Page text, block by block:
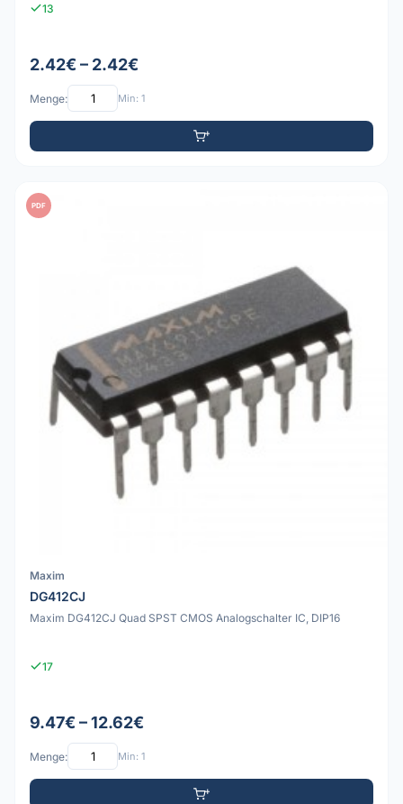
13
2.42€ – 2.42€
Menge: Min: 1
PDF
Maxim
DG412CJ
Maxim DG412CJ Quad SPST CMOS Analogschalter IC, DIP16
17
9.47€ – 12.62€
Menge: Min: 1